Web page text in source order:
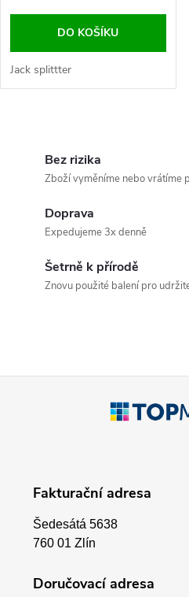
DO KOŠÍKU
Jack splittter
Bez rizika
Zboží vyměníme nebo vrátíme
Doprava
Expedujeme 3x denně
Šetrně k přírodě
Znovu použité balení pro
Fakturační adresa
Šedesátá 5638
760 01 Zlín
Doručovací adresa